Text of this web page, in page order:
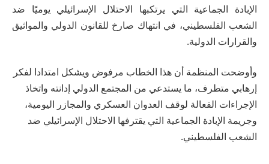
الإبادة الجماعية التي يرتكبها الاحتلال الإسرائيلي يوميًا ضد
الشعب الفلسطيني، في انتهاك صارخ للقانون الدولي والمواثيق
والقرارات الدولية.
وأوضحت المنظمة أن هذا الخطاب مرفوض ويشكل امتدادا لفكر
إرهابي متطرف، ما يستدعي من المجتمع الدولي إدانته واتخاذ
الإجراءات الفعالة لوقف العدوان العسكري والمجازر اليومية،
وجريمة الإبادة الجماعية التي يقترفها الاحتلال الإسرائيلي ضد
الشعب الفلسطيني.